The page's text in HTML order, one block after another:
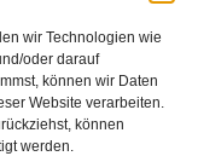
wir Technologien wie
oder darauf
können wir Daten
Website verarbeiten.
können
werden.
5-Minuten
einen
Die
dem Audi